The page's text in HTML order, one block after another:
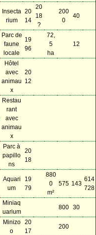
Insecta
rium
20
14
20
18
?
200
0
40
Parc de
faune
locale
19
96
72,
5
ha
12
Hôtel
avec
animau
x
20
12
Restau
rant
avec
animau
x
Parc à
papillo
ns
20
18
Aquari
um
19
79
880
0
m²
575 143
614
728
Miniaq
uarium
800 30
Minizo
o
20
17
200